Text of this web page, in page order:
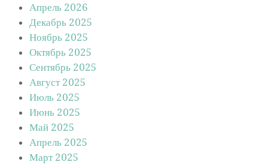
Апрель 2026
Декабрь 2025
Ноябрь 2025
Октябрь 2025
Сентябрь 2025
Август 2025
Июль 2025
Июнь 2025
Май 2025
Апрель 2025
Март 2025